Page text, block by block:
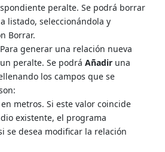
peralte. Se podrá borrar
listado, seleccionándola y
Borrar.
generar una relación nueva
peralte. Se podrá Añadiruna
los campos que se
metros. Si este valor coincide
existente, el programa
se desea modificar la relación